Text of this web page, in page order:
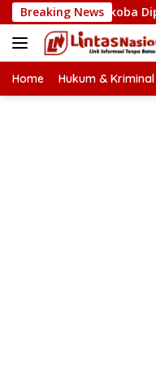
Langsung
ke
konten
Breaking News
Kasat Narkoba
Home Hukum & Kriminal